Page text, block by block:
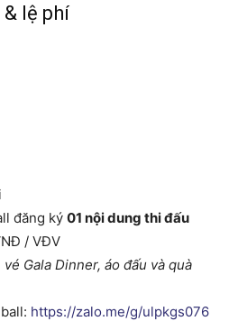
lệ phí
đăng ký01 nội dung thi đấu
/ VĐV
Gala Dinner, áo đấu và quà
https://zalo.me/g/ulpkgs076